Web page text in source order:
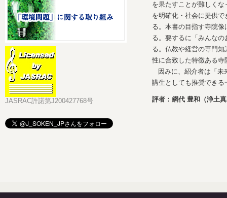
JASRAC許諾第J200427768号
を果たすことが難しく
を明確化・社会に提供
る。本書の目指す寺院
る。要するに「みんな
る。仏教や経営の専門
性に合致した特徴ある
因みに、紹介者は「
講生としても推奨でき
評者：網代 豊和（浄土